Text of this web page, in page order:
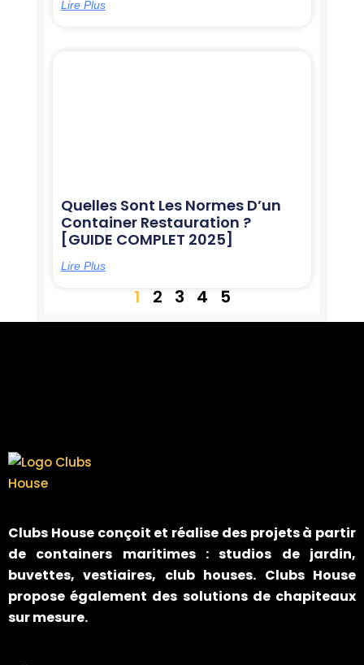
Lire Plus
Quelles Sont Les Normes D’un
Container Restauration ?
[GUIDE COMPLET 2025]
Lire Plus
1 2 3 4 5
Clubs Houseconçoit et réalise des projets à partir
de containers maritimes : studios de jardin,
buvettes, vestiaires, club houses. Clubs House
propose également des solutions de chapiteaux
sur mesure.